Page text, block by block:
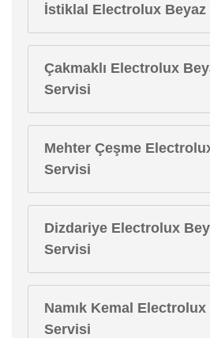
İstiklal Electrolux Beyaz
Çakmaklı Electrolux
Servisi
Mehter Çeşme
Servisi
Dizdariye Electrolux
Servisi
Namık Kemal
Servisi